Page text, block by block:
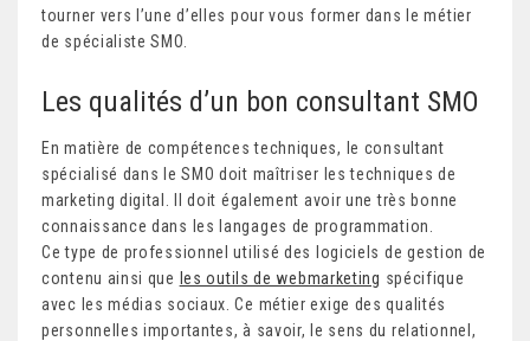
tourner vers l’une d’elles pour vous former dans le métier
de spécialiste SMO.
Les qualités d’un bon consultant SMO
En matière de compétences techniques, le consultant
spécialisé dans le SMO doit maîtriser les techniques de
marketing digital. Il doit également avoir une très bonne
connaissance dans les langages de programmation.
Ce type de professionnel utilisé des logiciels de gestion de
contenu ainsi que les outils de webmarketing spécifique
avec les médias sociaux. Ce métier exige des qualités
personnelles importantes, à savoir, le sens du relationnel,